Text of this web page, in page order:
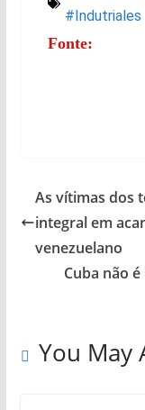
#Indutriales
Fonte:
As vítimas dos
integral em
venezuelano
Cuba não
You May